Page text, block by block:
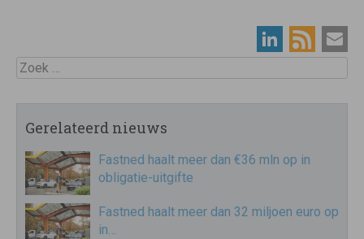
Zoek
Gerelateerd nieuws
Fastned haalt meer dan €36 mln op in
obligatie-uitgifte
Fastned haalt meer dan 32 miljoen euro op
in…